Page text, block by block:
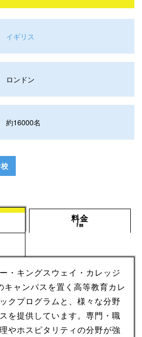
イギリス
ロンドン
約16000名
料金
Fee
・キングスウェイ・カレッジ
キャンパスを置く高等教育カレ
クプログラムと、様々な分野
を提供しています。専門・職
やホスピタリティの分野が強